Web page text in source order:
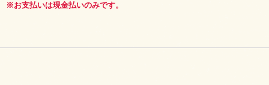
※お支払いは現金払いのみです。